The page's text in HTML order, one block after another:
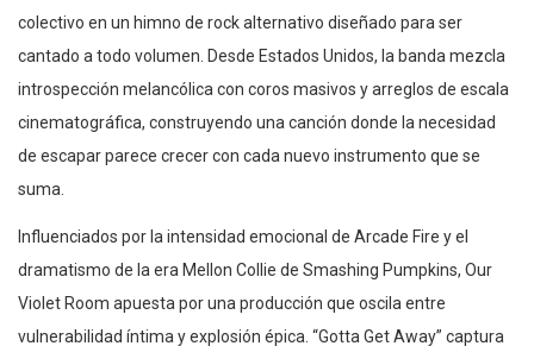
colectivo en un himno de rock alternativo diseñado para ser
cantado a todo volumen. Desde Estados Unidos, la banda mezcla
introspección melancólica con coros masivos y arreglos de escala
cinematográfica, construyendo una canción donde la necesidad
de escapar parece crecer con cada nuevo instrumento que se
suma.
Influenciados por la intensidad emocional de Arcade Fire y el
dramatismo de la era Mellon Collie de Smashing Pumpkins, Our
Violet Room apuesta por una producción que oscila entre
vulnerabilidad íntima y explosión épica. “Gotta Get Away” captura